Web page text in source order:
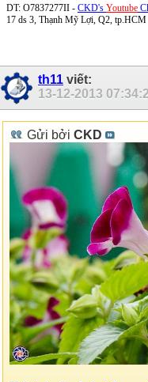
DT: O7837277II - CKD's Youtube
17 ds 3, Thạnh Mỹ Lợi, Q2, tp.HCM
th11 viết:
13-12-2013
Gửi bởi CKD